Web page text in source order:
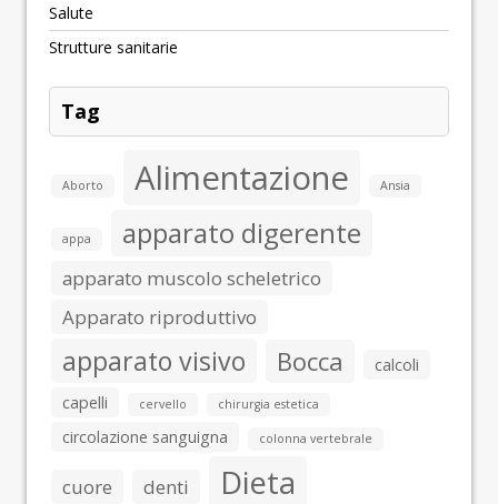
Salute
Strutture sanitarie
Tag
Aborto Alimentazione Ansia
appa apparato digerente
apparato muscolo scheletrico
Apparato riproduttivo
apparato visivo Bocca
calcoli
capelli
cervello chirurgia estetica
circolazione sanguigna colonna vertebrale
cuore denti Dieta